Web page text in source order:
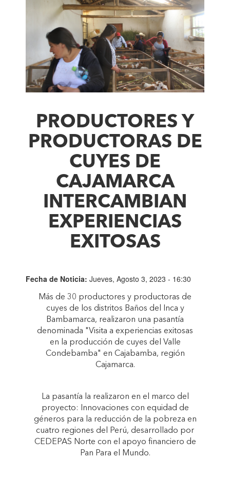
PRODUCTORES Y
PRODUCTORAS DE
CUYES DE
CAJAMARCA
INTERCAMBIAN
EXPERIENCIAS
EXITOSAS
Fecha de Noticia: Jueves, Agosto 3, 2023 - 16:30
Más de 30 productores y productoras de
cuyes de los distritos Baños del Inca y
Bambamarca, realizaron una pasantía
denominada "Visita a experiencias exitosas
en la producción de cuyes del Valle
Condebamba" en Cajabamba, región
Cajamarca.
La pasantía la realizaron en el marco del
proyecto: Innovaciones con equidad de
géneros para la reducción de la pobreza en
cuatro regiones del Perú, desarrollado por
CEDEPAS Norte con el apoyo financiero de
Pan Para el Mundo.